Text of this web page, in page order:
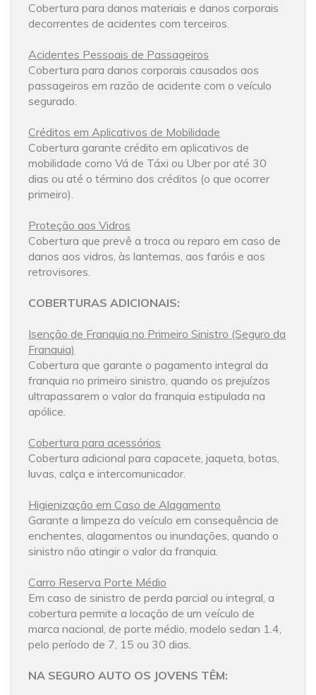
Cobertura para danos materiais e danos corporais
decorrentes de acidentes com terceiros.
Acidentes Pessoais de Passageiros
Cobertura para danos corporais causados aos
passageiros em razão de acidente com o veículo
segurado.
Créditos em Aplicativos de Mobilidade
Cobertura garante crédito em aplicativos de
mobilidade como Vá de Táxi ou Uber por até 30
dias ou até o término dos créditos (o que ocorrer
primeiro).
Proteção aos Vidros
Cobertura que prevê a troca ou reparo em caso de
danos aos vidros, às lanternas, aos faróis e aos
retrovisores.
COBERTURAS ADICIONAIS:
Isenção de Franquia no Primeiro Sinistro (Seguro da
Franquia)
Cobertura que garante o pagamento integral da
franquia no primeiro sinistro, quando os prejuízos
ultrapassarem o valor da franquia estipulada na
apólice.
Cobertura para acessórios
Cobertura adicional para capacete, jaqueta, botas,
luvas, calça e intercomunicador.
Higienização em Caso de Alagamento
Garante a limpeza do veículo em consequência de
enchentes, alagamentos ou inundações, quando o
sinistro não atingir o valor da franquia.
Carro Reserva Porte Médio
Em caso de sinistro de perda parcial ou integral, a
cobertura permite a locação de um veículo de
marca nacional, de porte médio, modelo sedan 1.4,
pelo período de 7, 15 ou 30 dias.
NA SEGURO AUTO OS JOVENS TÊM: